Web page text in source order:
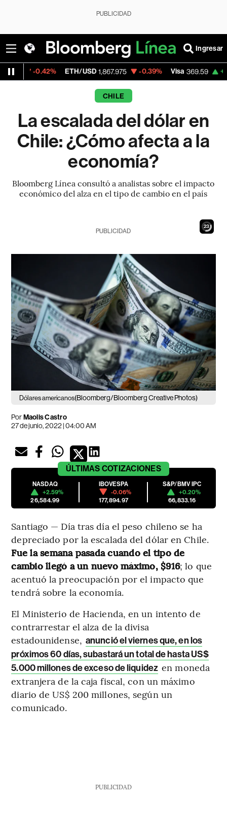
PUBLICIDAD
Ingresar
ETH/USD 1,867.975 -0.39% Visa 369.59 +1.07%
CHILE
La escalada del dólar en
Chile: ¿Cómo afecta a la
economía?
Bloomberg Línea consultó a analistas sobre el impacto
económico del alza en el tipo de cambio en el país
21
PUBLICIDAD
Dólares americanos(Bloomberg/Bloomberg Creative Photos)
PorMaolis Castro
27 de junio, 2022 | 04:00 AM
ÚLTIMAS COTIZACIONES
NASDAQ
+2.59%
26,584.99
IBOVESPA
-0.06%
177,894.97
S&P/BMV IPC
+0.20%
66,833.16
Santiago — Día tras día el peso chileno se ha
depreciado por la escalada del dólar en Chile.
Fue la semana pasada cuando el tipo de
cambio llegó a un nuevo máximo, $916; lo que
acentuó la preocupación por el impacto que
tendrá sobre la economía.
El Ministerio de Hacienda, en un intento de
contrarrestar el alza de la divisa
estadounidense, anunció el viernes que, en los
próximos 60 días, subastará un total de hasta US$
5.000 millones de exceso de liquidez en moneda
extranjera de la caja fiscal, con un máximo
diario de US$ 200 millones, según un
comunicado.
PUBLICIDAD